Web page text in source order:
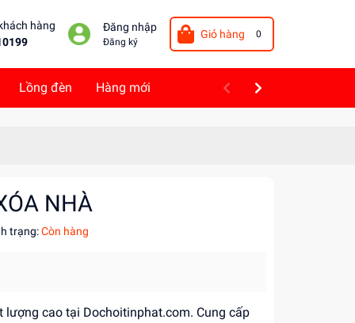
hàng
Đăng nhập
Đăng ký
Giỏ hàng 0
Lồng đèn Hàng mới
NHÀ
trạng:Còn hàng
lượng cao tại Dochoitinphat.com. Cung cấp